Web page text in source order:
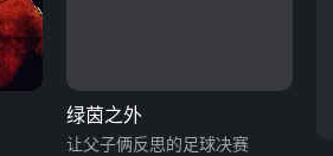
绿茵之外
让父子俩反思的足球决赛